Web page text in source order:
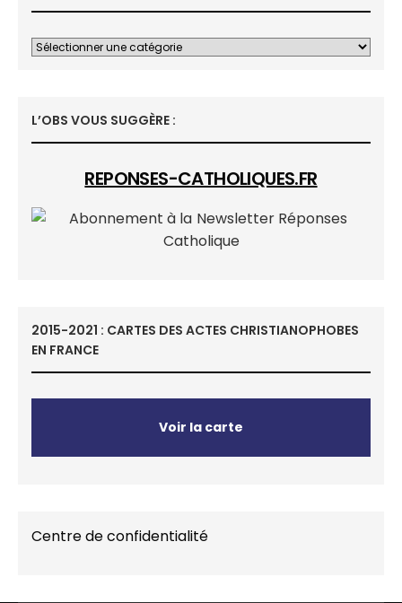
L’OBS VOUS SUGGÈRE :
REPONSES-CATHOLIQUES.FR
2015-2021 : CARTES DES ACTES CHRISTIANOPHOBES
EN FRANCE
Voir la carte
Centre de confidentialité